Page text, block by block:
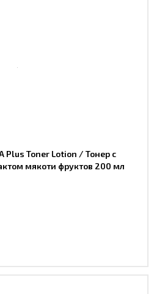
Plus Toner Lotion / Тонер с
мякоти фруктов 200 мл